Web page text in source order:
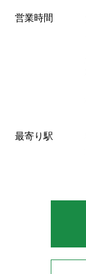
営業時間
最寄り駅